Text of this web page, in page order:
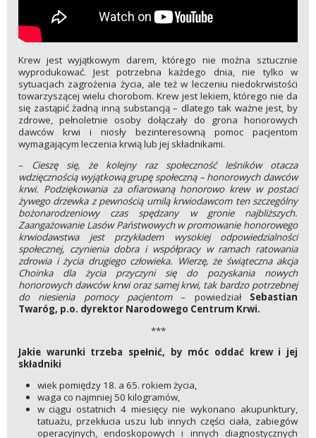
Krew jest wyjątkowym darem, którego nie można sztucznie
wyprodukować. Jest potrzebna każdego dnia, nie tylko w
sytuacjach zagrożenia życia, ale też w leczeniu niedokrwistości
towarzyszącej wielu chorobom. Krew jest lekiem, którego nie da
się zastąpić żadną inną substancją – dlatego tak ważne jest, by
zdrowe, pełnoletnie osoby dołączały do grona honorowych
dawców krwi i niosły bezinteresowną pomoc pacjentom
wymagającym leczenia krwią lub jej składnikami.
– Cieszę się, że kolejny raz społeczność leśników otacza
wdzięcznością wyjątkową grupę społeczną – honorowych dawców
krwi. Podziękowania za ofiarowaną honorowo krew w postaci
żywego drzewka z pewnością umilą krwiodawcom ten szczególny
bożonarodzeniowy czas spędzany w gronie najbliższych.
Zaangażowanie Lasów Państwowych w promowanie honorowego
krwiodawstwa jest przykładem wysokiej odpowiedzialności
społecznej, czynienia dobra i współpracy w ramach ratowania
zdrowia i życia drugiego człowieka. Wierzę, że świąteczna akcja
Choinka dla życia przyczyni się do pozyskania nowych
honorowych dawców krwi oraz samej krwi, tak bardzo potrzebnej
do niesienia pomocy pacjentom– powiedział Sebastian
Twaróg, p.o. dyrektor Narodowego Centrum Krwi.
***
Jakie warunki trzeba spełnić, by móc oddać krew i jej
składniki
wiek pomiędzy 18. a 65. rokiem życia,
waga co najmniej 50 kilogramów,
w ciągu ostatnich 4 miesięcy nie wykonano akupunktury,
tatuażu, przekłucia uszu lub innych części ciała, zabiegów
operacyjnych, endoskopowych i innych diagnostycznych